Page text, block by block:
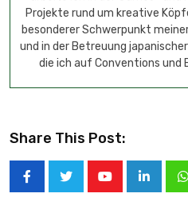
Projekte rund um kreative
besonderer Schwerpunkt
und in der Betreuung
die ich auf Conventions
Share This Post: